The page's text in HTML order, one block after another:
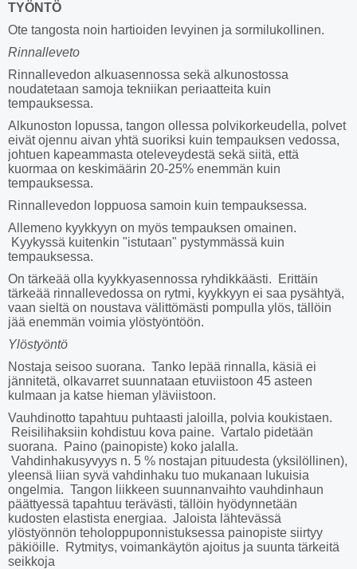
TYÖNTÖ
Ote tangosta noin hartioiden levyinen ja sormilukollinen.
Rinnalleveto
Rinnallevedon alkuasennossa sekä alkunostossa
noudatetaan samoja tekniikan periaatteita kuin
tempauksessa.
Alkunoston lopussa, tangon ollessa polvikorkeudella, polvet
eivät ojennu aivan yhtä suoriksi kuin tempauksen vedossa,
johtuen kapeammasta oteleveydestä sekä siitä, että
kuormaa on keskimäärin 20-25% enemmän kuin
tempauksessa.
Rinnallevedon loppuosa samoin kuin tempauksessa.
Allemeno kyykkyyn on myös tempauksen omainen.
Kyykyssä kuitenkin "istutaan" pystymmässä kuin
tempauksessa.
On tärkeää olla kyykkyasennossa ryhdikkäästi. Erittäin
tärkeää rinnallevedossa on rytmi, kyykkyyn ei saa pysähtyä,
vaan sieltä on noustava välittömästi pompulla ylös, tällöin
jää enemmän voimia ylöstyöntöön.
Ylöstyöntö
Nostaja seisoo suorana. Tanko lepää rinnalla, käsiä ei
jännitetä, olkavarret suunnataan etuviistoon 45 asteen
kulmaan ja katse hieman yläviistoon.
Vauhdinotto tapahtuu puhtaasti jaloilla, polvia koukistaen.
Reisilihaksiin kohdistuu kova paine. Vartalo pidetään
suorana. Paino (painopiste) koko jalalla.
Vahdinhakusyvyys n. 5 % nostajan pituudesta (yksilöllinen),
yleensä liian syvä vahdinhaku tuo mukanaan lukuisia
ongelmia. Tangon liikkeen suunnanvaihto vauhdinhaun
päättyessä tapahtuu terävästi, tällöin hyödynnetään
kudosten elastista energiaa. Jaloista lähtevässä
ylöstyönnön teholoppuponnistuksessa painopiste siirtyy
päkiöille. Rytmitys, voimankäytön ajoitus ja suunta tärkeitä
seikkoja